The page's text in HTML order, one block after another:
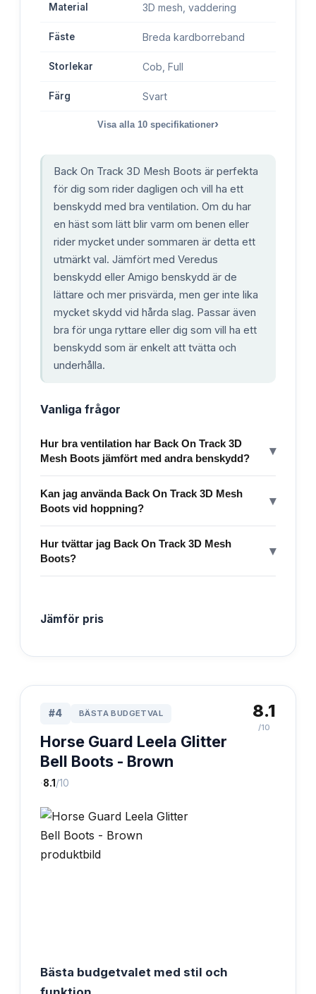
Material 3D mesh, vaddering
Fäste Breda kardborreband
Storlekar Cob, Full
Färg Svart
Visa alla 10 specifikationer›
Back On Track 3D Mesh Boots är perfekta
för dig som rider dagligen och vill ha ett
benskydd med bra ventilation. Om du har
en häst som lätt blir varm om benen eller
rider mycket under sommaren är detta ett
utmärkt val. Jämfört med Veredus
benskydd eller Amigo benskydd är de
lättare och mer prisvärda, men ger inte lika
mycket skydd vid hårda slag. Passar även
bra för unga ryttare eller dig som vill ha ett
benskydd som är enkelt att tvätta och
underhålla.
Vanliga frågor
Hur bra ventilation har Back On Track 3D
Mesh Boots jämfört med andra benskydd?
▾
Kan jag använda Back On Track 3D Mesh
Boots vid hoppning?
▾
Hur tvättar jag Back On Track 3D Mesh
Boots?
▾
Jämför pris
#4 BÄSTA BUDGETVAL
Horse Guard Leela Glitter
Bell Boots - Brown
·8.1 /10
8.1
/10
Bästa budgetvalet med stil och